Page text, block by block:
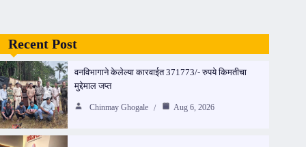
Recent Post
वनविभागाने केलेल्या कारवाईत 371773/- रुपये किमतीचा
मुद्देमाल जप्त
Chinmay Ghogale Aug 6, 2026